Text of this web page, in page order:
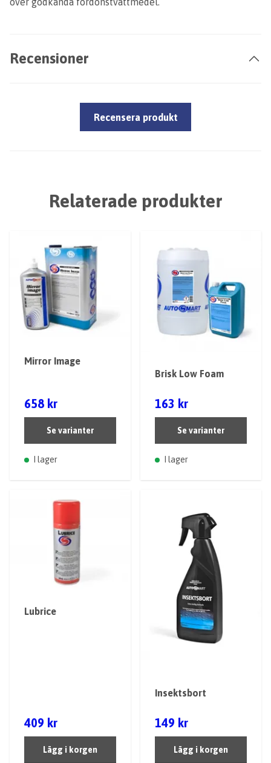
Recensioner
Recensera produkt
Relaterade produkter
Mirror Image
658 kr
Se varianter
I lager
Brisk Low Foam
163 kr
Se varianter
I lager
Lubrice
409 kr
Lägg i korgen
Insektsbort
149 kr
Lägg i korgen